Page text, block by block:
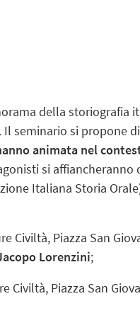
della storiografia
seminario si propone
animata nel
si affiancheranno
Italiana Storia
Civiltà, Piazza San
Lorenzini;
Civiltà, Piazza San